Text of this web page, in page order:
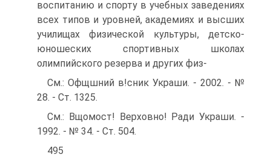
воспитанию и спорту в учебных заведениях
всех типов и уровней, академиях и высших
училищах физической культуры, детско-
юношеских спортивных школах
олимпийского резерва и других физ-
См.: Офщшний в!сник Украши. - 2002. - №
28. - Ст. 1325.
См.: Вщомост! Верховно! Ради Украши. -
1992. - № 34. - Ст. 504.
495